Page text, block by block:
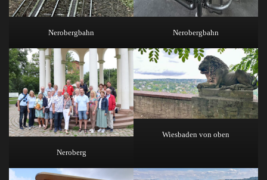
Nerobergbahn Nerobergbahn
Neroberg
Wiesbaden von oben